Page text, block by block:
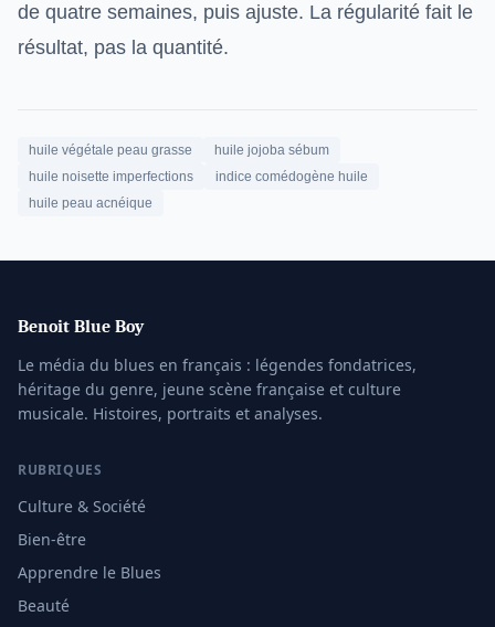
de quatre semaines, puis ajuste. La régularité fait le
résultat, pas la quantité.
huile végétale peau grasse
huile jojoba sébum
huile noisette imperfections
indice comédogène huile
huile peau acnéique
Benoit Blue Boy
Le média du blues en français : légendes fondatrices,
héritage du genre, jeune scène française et culture
musicale. Histoires, portraits et analyses.
RUBRIQUES
Culture & Société
Bien-être
Apprendre le Blues
Beauté